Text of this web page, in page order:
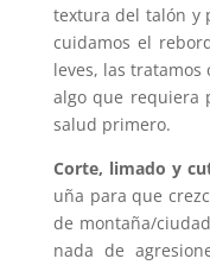
textura del talón y
cuidamos el
leves, las tratamos
algo que requiera
salud primero.
Corte, limado y
uña para que
de montaña/
nada de